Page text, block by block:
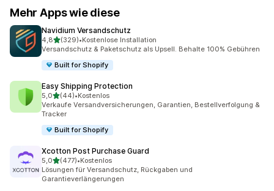
Mehr Apps wie diese
Navidium Versandschutz
4,8von 5 Sternen
(329)
329 Rezensionen insgesamt
•Kostenlose Installation
Versandschutz & Paketschutz als Upsell. Behalte 100% Gebühren
Built for Shopify
Easy Shipping Protection
5,0von 5 Sternen
(44)
44 Rezensionen insgesamt
•Kostenlos
Verkaufe Versandversicherungen, Garantien, Bestellverfolgung &
Tracker
Built for Shopify
Xcotton Post Purchase Guard
5,0von 5 Sternen
(477)
477 Rezensionen insgesamt
•Kostenlos
Lösungen für Versandschutz, Rückgaben und
Garantieverlängerungen